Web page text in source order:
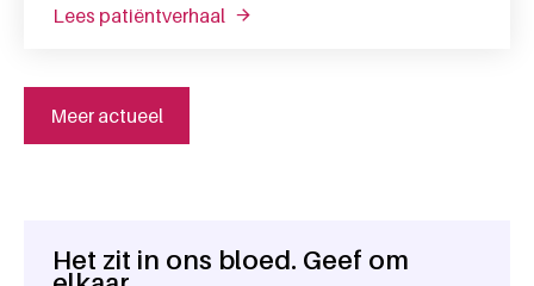
lees patiëntverhaal over bob: “donors zijn
Meer actueel
Algemene informatie
Het zit in ons bloed. Geef om